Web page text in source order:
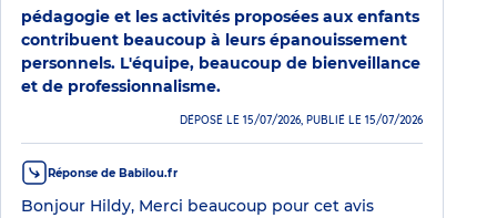
pédagogie et les activités proposées aux enfants
contribuent beaucoup à leurs épanouissement
personnels. L'équipe, beaucoup de bienveillance
et de professionnalisme.
DÉPOSÉ LE 15/07/2026, PUBLIÉ LE 15/07/2026
Réponse de Babilou.fr
Bonjour Hildy, Merci beaucoup pour cet avis